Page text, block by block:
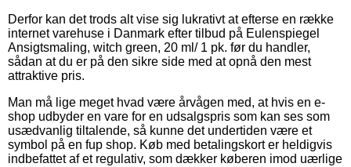
Derfor kan det trods alt vise sig lukrativt at efterse en række
internet varehuse i Danmark efter tilbud på Eulenspiegel
Ansigtsmaling, witch green, 20 ml/ 1 pk. før du handler,
sådan at du er på den sikre side med at opnå den mest
attraktive pris.
Man må lige meget hvad være årvågen med, at hvis en e-
shop udbyder en vare for en udsalgspris som kan ses som
usædvanlig tiltalende, så kunne det undertiden være et
symbol på en fup shop. Køb med betalingskort er heldigvis
indbefattet af et regulativ, som dækker køberen imod uærlige